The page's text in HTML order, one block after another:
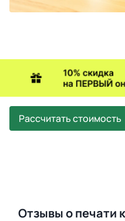
Рассчитать стоимость
Отзывы о печати